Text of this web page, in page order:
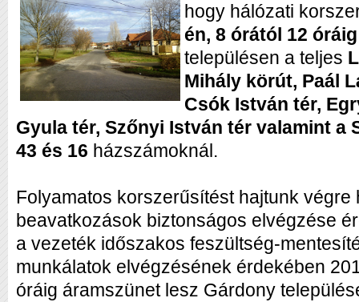
hogy hálózati
én, 8 órától 12 óráig
településen a teljes L
Mihály körút, Paál
Csók István tér,
Gyula tér, Szőnyi István tér valamint a
43 és 16 házszámoknál.
Folyamatos korszerűsítést hajtunk végre
beavatkozások biztonságos elvégzése
a vezeték időszakos feszültség-
munkálatok elvégzésének érdekében
óráig áramszünet lesz Gárdony